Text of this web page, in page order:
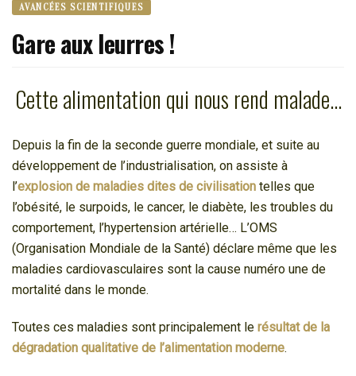
AVANCÉES SCIENTIFIQUES
Gare aux leurres !
Cette alimentation qui nous rend malade…
Depuis la fin de la seconde guerre mondiale, et suite au
développement de l’industrialisation, on assiste à
l’explosion de maladies dites de civilisation telles que
l’obésité, le surpoids, le cancer, le diabète, les troubles du
comportement, l’hypertension artérielle… L’OMS
(Organisation Mondiale de la Santé) déclare même que les
maladies cardiovasculaires sont la cause numéro une de
mortalité dans le monde.
Toutes ces maladies sont principalement le résultat de la
dégradation qualitative de l’alimentation moderne.